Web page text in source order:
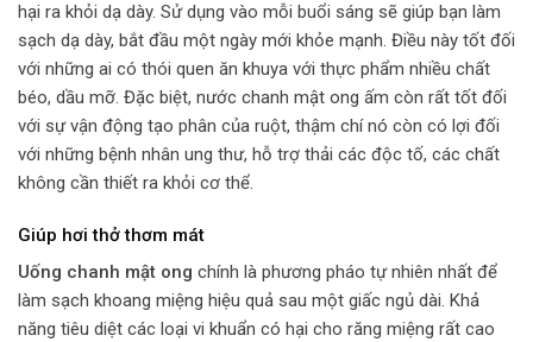
hại ra khỏi dạ dày. Sử dụng vào mỗi buổi sáng sẽ giúp bạn làm
sạch dạ dày, bắt đầu một ngày mới khỏe mạnh. Điều này tốt đối
với những ai có thói quen ăn khuya với thực phẩm nhiều chất
béo, dầu mỡ. Đặc biệt, nước chanh mật ong ấm còn rất tốt đối
với sự vận động tạo phân của ruột, thậm chí nó còn có lợi đối
với những bệnh nhân ung thư, hỗ trợ thải các độc tố, các chất
không cần thiết ra khỏi cơ thể.
Giúp hơi thở thơm mát
Uống chanh mật ong chính là phương pháo tự nhiên nhất để
làm sạch khoang miệng hiệu quả sau một giấc ngủ dài. Khả
năng tiêu diệt các loại vi khuẩn có hại cho răng miệng rất cao